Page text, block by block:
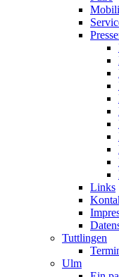
Links
Tuttlingen
Ulm